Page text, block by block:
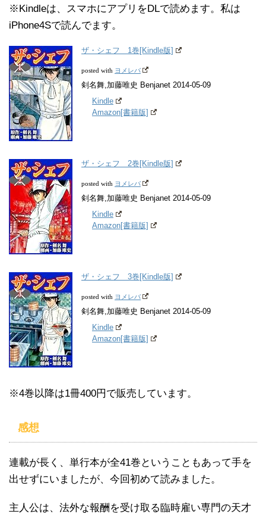
※Kindleは、スマホにアプリをDLで読めます。私は
iPhone4Sで読んでます。
ザ・シェフ 1巻[Kindle版]
posted with ヨメレバ
剣名舞,加藤唯史 Benjanet 2014-05-09
Kindle
Amazon[書籍版]
ザ・シェフ 2巻[Kindle版]
posted with ヨメレバ
剣名舞,加藤唯史 Benjanet 2014-05-09
Kindle
Amazon[書籍版]
ザ・シェフ 3巻[Kindle版]
posted with ヨメレバ
剣名舞,加藤唯史 Benjanet 2014-05-09
Kindle
Amazon[書籍版]
※4巻以降は1冊400円で販売しています。
感想
連載が長く、単行本が全41巻ということもあって手を
出せずにいましたが、今回初めて読みました。
主人公は、法外な報酬を受け取る臨時雇い専門の天才